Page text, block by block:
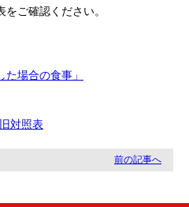
ご確認ください。
場合の食事」
対照表
前の記事へ